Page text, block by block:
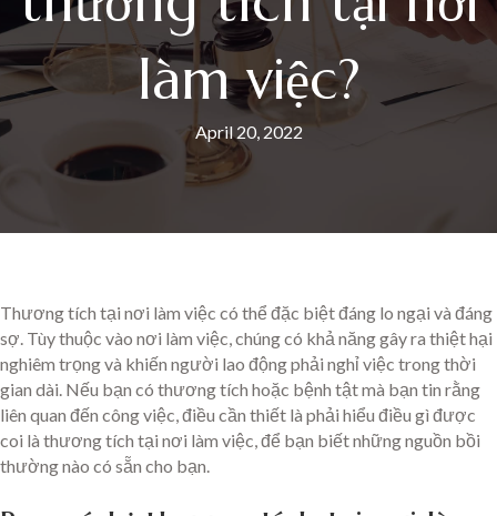
làm việc?
April 20, 2022
Thương tích tại nơi làm việc có thể đặc biệt đáng lo ngại và đáng
sợ. Tùy thuộc vào nơi làm việc, chúng có khả năng gây ra thiệt hại
nghiêm trọng và khiến người lao động phải nghỉ việc trong thời
gian dài. Nếu bạn có thương tích hoặc bệnh tật mà bạn tin rằng
liên quan đến công việc, điều cần thiết là phải hiểu điều gì được
coi là thương tích tại nơi làm việc, để bạn biết những nguồn bồi
thường nào có sẵn cho bạn.